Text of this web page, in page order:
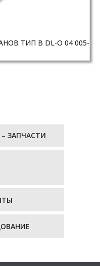
ТИП B DL-O 04 005-
ЗАПЧАСТИ